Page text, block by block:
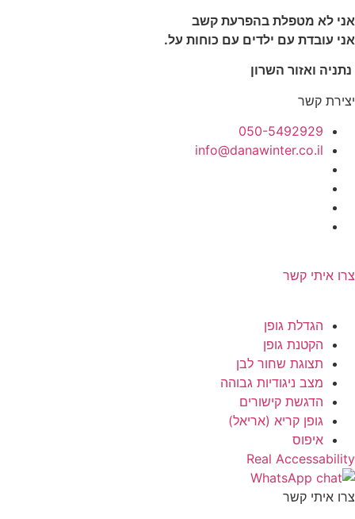
אני לא מטפלת בהפרעת קשב
אני עובדת עם ילדים עם כוחות על.
נתניה ואזור השרון
יצירת קשר
050-5492929
info@danawinter.co.il
צרו איתי קשר
הגדלת גופן
הקטנת גופן
תצוגת שחור לבן
מצב ניגודיות גבוהה
הדגשת קישורים
גופן קריא (אריאל)
איפוס
Real Accessability
צרו איתי קשר